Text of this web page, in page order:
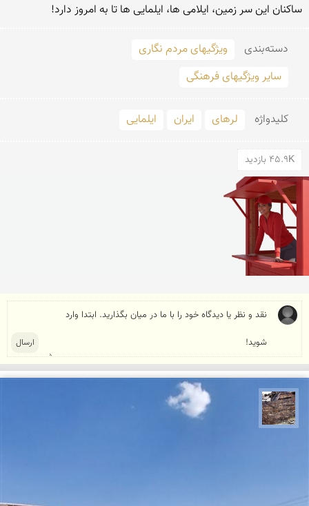
ساکنان این سر زمین، ایلامی ها، ایلمایی ها تا به امروز دارد!
دسته‌بندی
ویژگیهای مردم نگاری
سایر ویژگیهای فرهنگی
کلید‌واژه لرهای ایران ایلمایی
45.9K بازدید
محمد ناصری فرد